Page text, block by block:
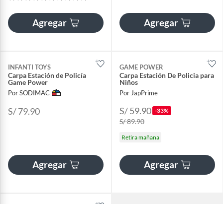
Agregar Agregar
INFANTI TOYS
Carpa Estación de Policía
Game Power
Por SODIMAC
S/ 79.90
Agregar
GAME POWER
Carpa Estación De Policia para
Niños
Por JapPrime
S/ 59.90 -33%
S/ 89.90
Retira mañana
Agregar